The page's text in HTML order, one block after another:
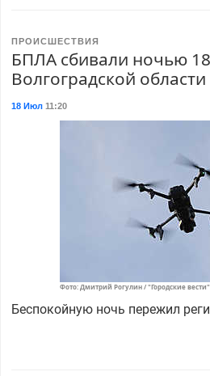
ПРОИСШЕСТВИЯ
БПЛА сбивали ночью
Волгоградской области
18 Июл11:20
Фото: Дмитрий Рогулин / "Городские вести"
Беспокойную ночь пережил